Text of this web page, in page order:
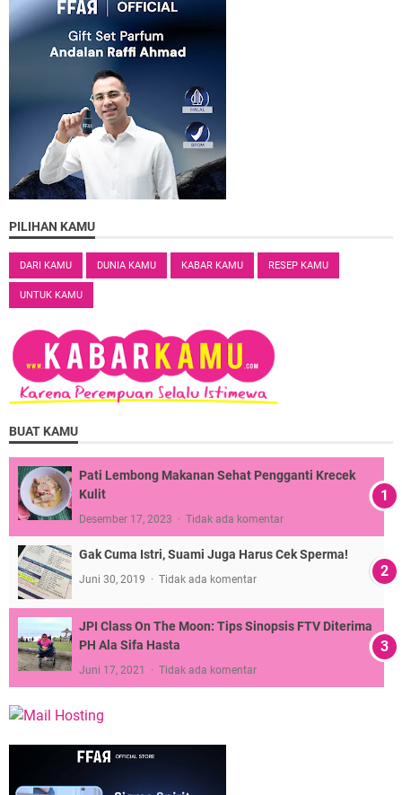
PILIHAN KAMU
DARI KAMU DUNIA KAMU KABAR KAMU RESEP KAMU
UNTUK KAMU
BUAT KAMU
Pati Lembong Makanan Sehat Pengganti Krecek
Kulit
Desember 17, 2023 Tidak ada komentar
Gak Cuma Istri, Suami Juga Harus Cek Sperma!
Juni 30, 2019 Tidak ada komentar
JPI Class On The Moon: Tips Sinopsis FTV Diterima
PH Ala Sifa Hasta
Juni 17, 2021 Tidak ada komentar